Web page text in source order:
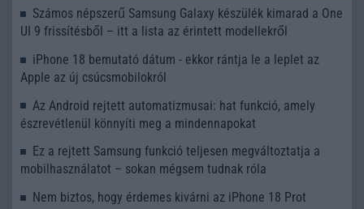
Számos népszerű Samsung Galaxy készülék kimarad a One
UI 9 frissítésből – itt a lista az érintett modellekről
iPhone 18 bemutató dátum - ekkor rántja le a leplet az
Apple az új csúcsmobilokról
Az Android rejtett automatizmusai: hat funkció, amely
észrevétlenül könnyíti meg a mindennapokat
Ez a rejtett Samsung funkció teljesen megváltoztatja a
mobilhasználatot – sokan mégsem tudnak róla
Nem biztos, hogy érdemes kivárni az iPhone 18 Prot